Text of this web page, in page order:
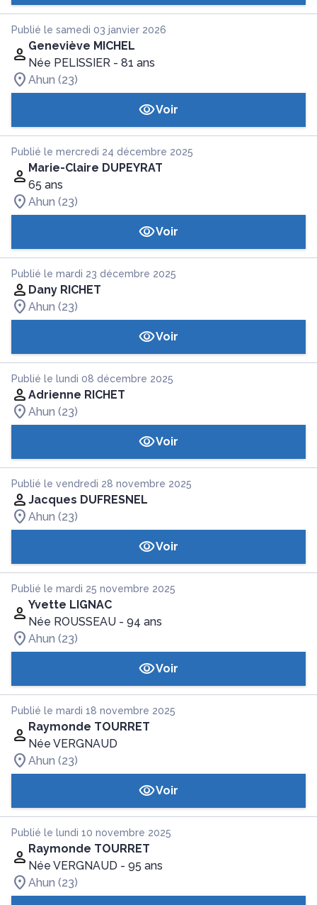
Publié le samedi 03 janvier 2026
Geneviève MICHEL
Née PELISSIER - 81 ans
Ahun (23)
Voir
Publié le mercredi 24 décembre 2025
Marie-Claire DUPEYRAT
65 ans
Ahun (23)
Voir
Publié le mardi 23 décembre 2025
Dany RICHET
Ahun (23)
Voir
Publié le lundi 08 décembre 2025
Adrienne RICHET
Ahun (23)
Voir
Publié le vendredi 28 novembre 2025
Jacques DUFRESNEL
Ahun (23)
Voir
Publié le mardi 25 novembre 2025
Yvette LIGNAC
Née ROUSSEAU - 94 ans
Ahun (23)
Voir
Publié le mardi 18 novembre 2025
Raymonde TOURRET
Née VERGNAUD
Ahun (23)
Voir
Publié le lundi 10 novembre 2025
Raymonde TOURRET
Née VERGNAUD - 95 ans
Ahun (23)